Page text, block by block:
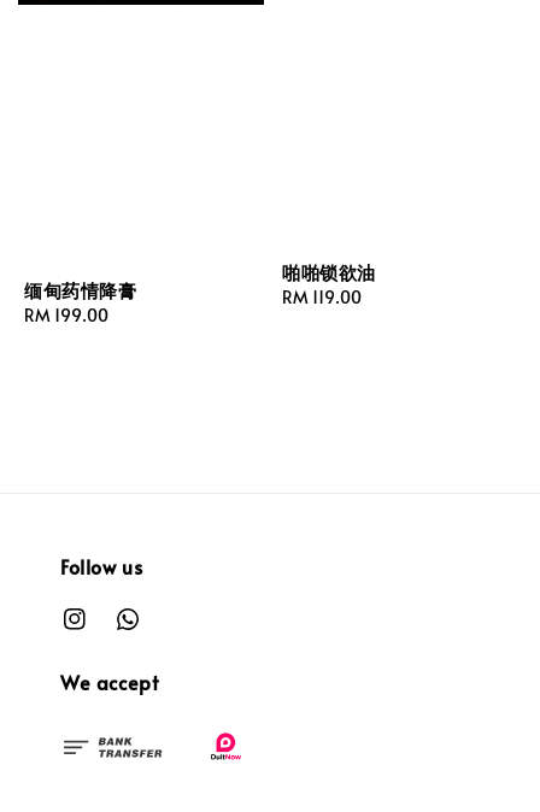
缅甸药情降膏
Regular
RM 199.00
啪啪锁欲油
Regular
RM 119.00
Follow us
We accept